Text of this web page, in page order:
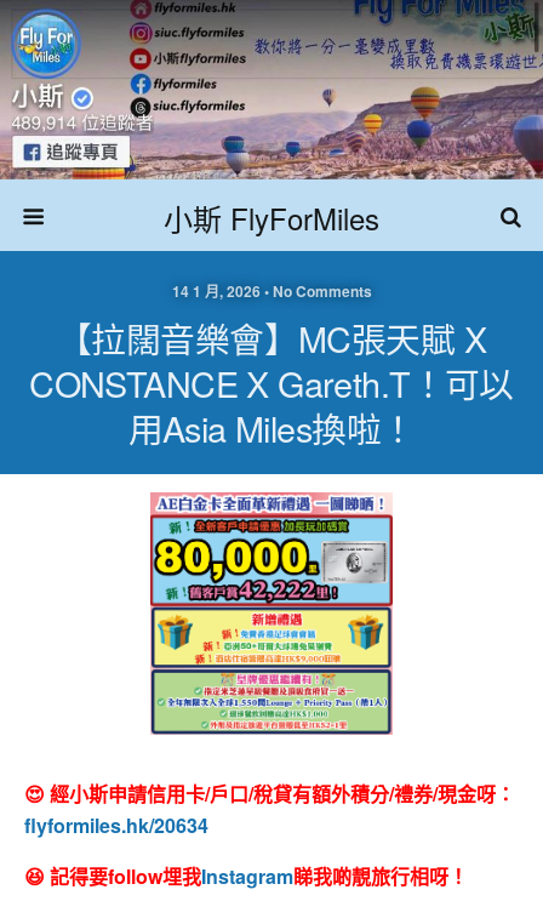
小斯 FlyForMiles
14 1 月, 2026 • No Comments
【拉闊音樂會】MC張天賦 X
CONSTANCE X Gareth.T！可以
用Asia Miles換啦！
😍 經小斯申請信用卡/戶口/稅貸有額外積分/禮券/現金呀：
flyformiles.hk/20634
😆 記得要follow埋我Instagram睇我啲靚旅行相呀！